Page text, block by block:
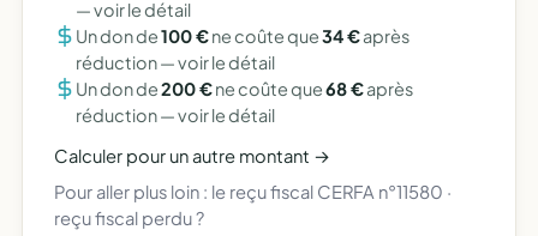
—voir le détail
Un don de100 €ne coûte que34 €après
réduction —voir le détail
Un don de200 €ne coûte que68 €après
réduction —voir le détail
Calculer pour un autre montant →
Pour aller plus loin : le reçu fiscal CERFA n°11580 ·
reçu fiscal perdu ?